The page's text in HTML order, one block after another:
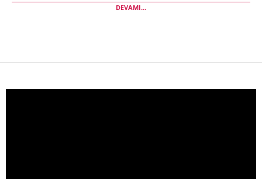
DEVAMI...